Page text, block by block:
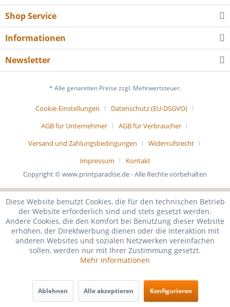
Shop Service
Informationen
Newsletter
* Alle genannten Preise zzgl. Mehrwertsteuer.
Cookie-Einstellungen
Datenschutz (EU-DSGVO)
AGB für Unternehmer
AGB für Verbraucher
Versand und Zahlungsbedingungen
Widerrufsrecht
Impressum
Kontakt
Copyright © www.printparadise.de - Alle Rechte vorbehalten
Diese Website benutzt Cookies, die für den technischen Betrieb
der Website erforderlich sind und stets gesetzt werden.
Andere Cookies, die den Komfort bei Benutzung dieser Website
erhöhen, der Direktwerbung dienen oder die Interaktion mit
anderen Websites und sozialen Netzwerken vereinfachen
sollen, werden nur mit Ihrer Zustimmung gesetzt.
Mehr Informationen
Ablehnen Alle akzeptieren Konfigurieren